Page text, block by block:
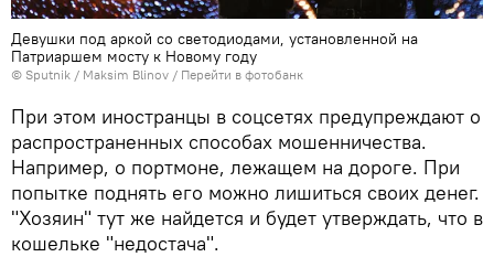
Девушки под аркой со светодиодами, установленной на
Патриаршем мосту к Новому году
© Sputnik / Maksim Blinov / Перейти в фотобанк
При этом иностранцы в соцсетях предупреждают о
распространенных способах мошенничества.
Например, о портмоне, лежащем на дороге. При
попытке поднять его можно лишиться своих денег.
"Хозяин" тут же найдется и будет утверждать, что в
кошельке "недостача".